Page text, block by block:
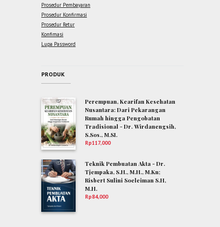
Prosedur Pembayaran
Prosedur Konfirmasi
Prosedur Retur
Konfimasi
Lupa Password
PRODUK
Perempuan, Kearifan Kesehatan
Nusantara: Dari Pekarangan
Rumah hingga Pengobatan
Tradisional - Dr. Wirdanengsih,
S.Sos., M.SI.
Rp117,000
Teknik Pembuatan Akta - Dr.
Tjempaka, S.H., M.H., M.Kn;
Risbert Sulini Soeleiman S.H,
M.H.
Rp84,000